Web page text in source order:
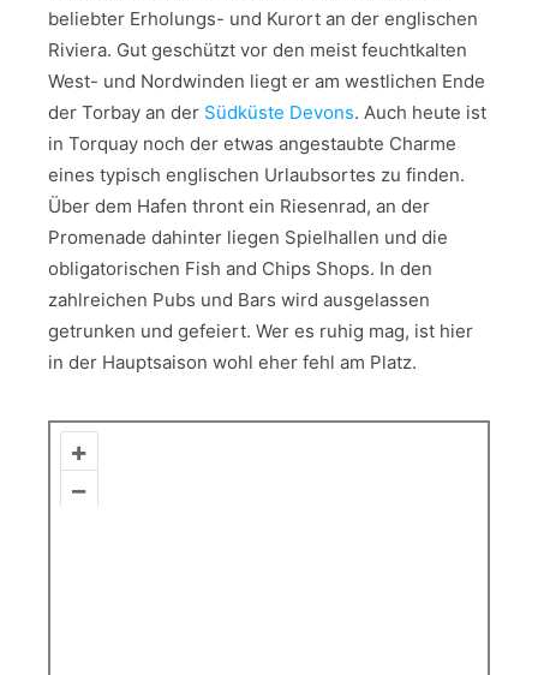
beliebter Erholungs- und Kurort an der englischen
Riviera. Gut geschützt vor den meist feuchtkalten
West- und Nordwinden liegt er am westlichen Ende
der Torbay an der Südküste Devons. Auch heute ist
in Torquay noch der etwas angestaubte Charme
eines typisch englischen Urlaubsortes zu finden.
Über dem Hafen thront ein Riesenrad, an der
Promenade dahinter liegen Spielhallen und die
obligatorischen Fish and Chips Shops. In den
zahlreichen Pubs und Bars wird ausgelassen
getrunken und gefeiert. Wer es ruhig mag, ist hier
in der Hauptsaison wohl eher fehl am Platz.
+
–